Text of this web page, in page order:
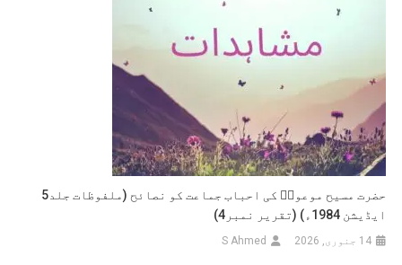
ایڈیشن 1984ء) (تقریر نمبر4)
14 جنوری, 2026 S Ahmed